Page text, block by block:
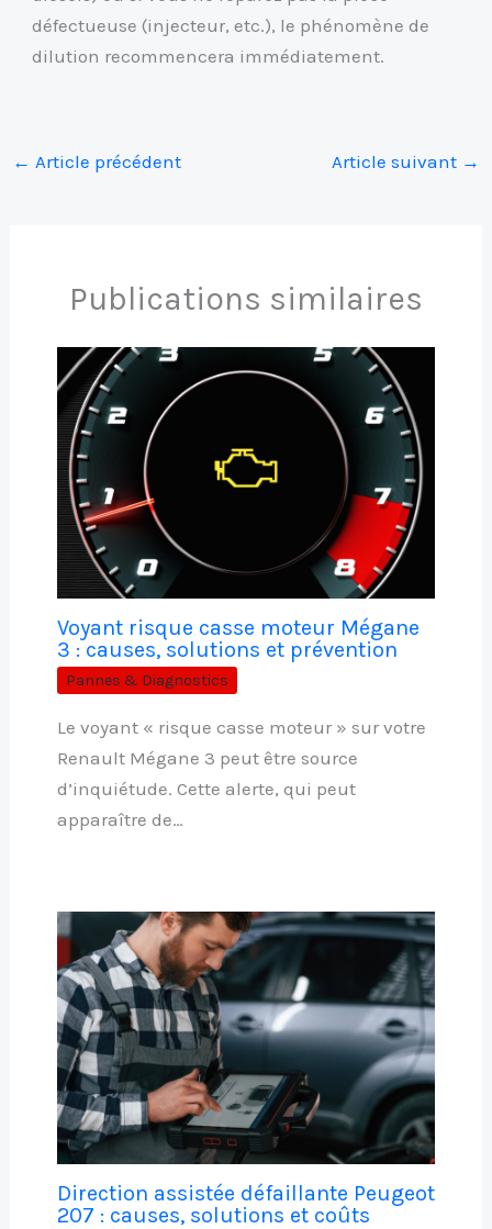
défectueuse (injecteur, etc.), le phénomène de
dilution recommencera immédiatement.
← Article précédent Article suivant →
Publications similaires
Voyant risque casse moteur Mégane
3 : causes, solutions et prévention
Pannes & Diagnostics
Le voyant « risque casse moteur » sur votre
Renault Mégane 3 peut être source
d’inquiétude. Cette alerte, qui peut
apparaître de…
Direction assistée défaillante Peugeot
207 : causes, solutions et coûts